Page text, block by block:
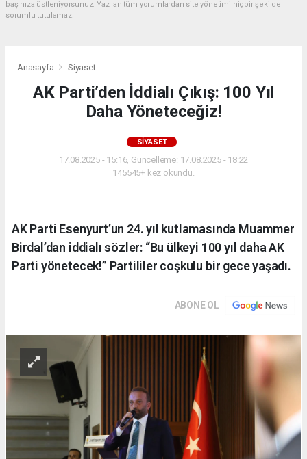
başınıza üstleniyorsunuz. Yazılan tüm yorumlardan site yönetimi hiçbir şekilde
sorumlu tutulamaz.
Anasayfa Siyaset
AK Parti’den İddialı Çıkış: 100 Yıl
Daha Yöneteceğiz!
SIYASET
17.08.2025 - 15:16, Güncelleme: 17.08.2025 - 18:22
145545+ kez okundu.
AK Parti Esenyurt’un 24. yıl kutlamasında Muammer
Birdal’dan iddialı sözler: “Bu ülkeyi 100 yıl daha AK
Parti yönetecek!” Partililer coşkulu bir gece yaşadı.
ABONE OL